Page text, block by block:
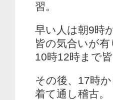
習。
早い人は朝9時
皆の気合いが有
10時12時まで皆
その後、17時
着て通し稽古。